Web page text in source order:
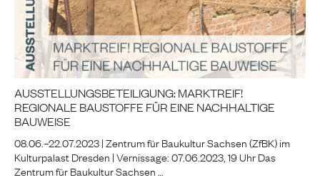
AUSSTELLUNGSBETEILIGUNG: MARKTREIF!
REGIONALE BAUSTOFFE FÜR EINE NACHHALTIGE
BAUWEISE
08.06.–22.07.2023 | Zentrum für Baukultur Sachsen (ZfBK) im
Kulturpalast Dresden | Vernissage: 07.06.2023, 19 Uhr Das
Zentrum für Baukultur Sachsen …